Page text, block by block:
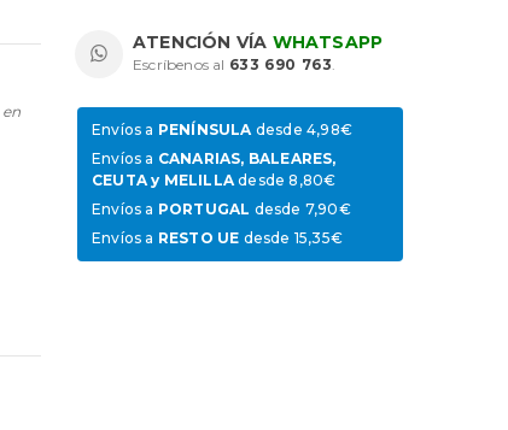
ATENCIÓN VÍA WHATSAPP
Escríbenos al 633 690 763.
Envíos a PENÍNSULAdesde 4,98€
Envíos a CANARIAS, BALEARES,
CEUTA y MELILLAdesde 8,80€
Envíos a PORTUGAL desde 7,90€
Envíos a RESTO UE desde 15,35€